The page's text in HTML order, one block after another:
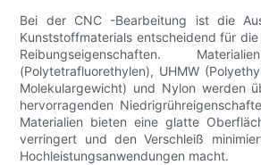
Bei der CNC -Bearbeitung ist die
Kunststoffmaterials entscheidend für
Reibungseigenschaften.
(Polytetrafluorethylen), UHMW
Molekulargewicht) und Nylon werden
hervorragenden
Materialien bieten eine glatte
verringert und den Verschleiß
Hochleistungsanwendungen macht.